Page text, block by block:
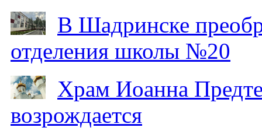
В Шадринске
отделения школы №20
Храм Иоанна
возрождается